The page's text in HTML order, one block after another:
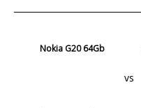
Nokia G20 64Gb
vs